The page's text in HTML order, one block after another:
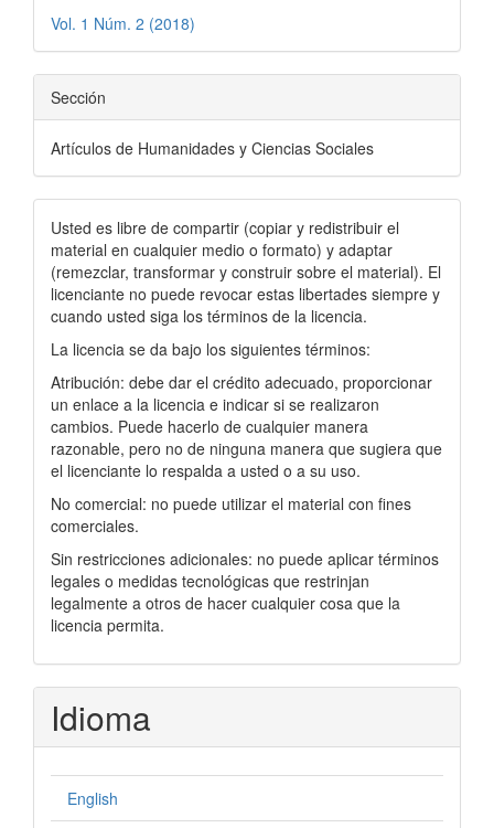
Vol. 1 Núm. 2 (2018)
Sección
Artículos de Humanidades y Ciencias Sociales
Usted es libre de compartir (copiar y redistribuir el
material en cualquier medio o formato) y adaptar
(remezclar, transformar y construir sobre el material). El
licenciante no puede revocar estas libertades siempre y
cuando usted siga los términos de la licencia.
La licencia se da bajo los siguientes términos:
Atribución: debe dar el crédito adecuado, proporcionar
un enlace a la licencia e indicar si se realizaron
cambios. Puede hacerlo de cualquier manera
razonable, pero no de ninguna manera que sugiera que
el licenciante lo respalda a usted o a su uso.
No comercial: no puede utilizar el material con fines
comerciales.
Sin restricciones adicionales: no puede aplicar términos
legales o medidas tecnológicas que restrinjan
legalmente a otros de hacer cualquier cosa que la
licencia permita.
Idioma
English